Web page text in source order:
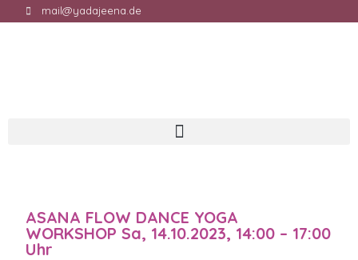
mail@yadajeena.de
ASANA FLOW DANCE YOGA
WORKSHOP Sa, 14.10.2023, 14:00 – 17:00
Uhr